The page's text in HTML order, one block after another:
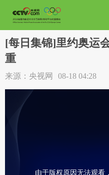
[每日集锦]里约奥运
重
来源：央视网 08-18 04:28
由于版权原因无法观看